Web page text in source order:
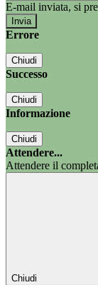
E-mail inviata, si
Errore
Chiudi
Successo
Chiudi
Informazione
Chiudi
Attendere...
Attendere il
Chiudi